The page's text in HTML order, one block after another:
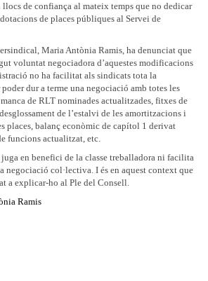
llocs de confiança al mateix temps que no dedicar
de places públiques al Servei de
Maria Antònia Ramis, ha denunciat que
voluntat negociadora d’aquestes modificacions
no ha facilitat als sindicats tota la
dur a terme una negociació amb totes les
de RLT nominades actualitzades, fitxes de
de l’estalvi de les amortitzacions i
places, balanç econòmic de capítol 1 derivat
funcions actualitzat, etc.
juga en benefici de la classe treballadora ni facilita
negociació col·lectiva. I és en aquest context que
a explicar-ho al Ple del Consell.
Ramis